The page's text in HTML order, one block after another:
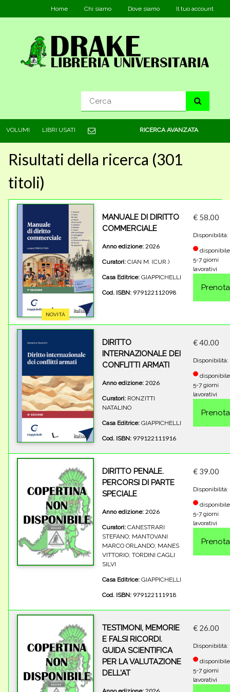
Home Chi siamo Dove siamo Il tuo account
VOLUMI LIBRI USATI RICERCA AVANZATA
Risultati della ricerca (301
titoli)
NOVITÀ
MANUALE DI DIRITTO
COMMERCIALE
Anno edizione: 2026
Curatori: CIAN M. (CUR.)
Casa Editrice: GIAPPICHELLI
Cod. ISBN: 979122112098
€ 58.00
Disponibilità:
5-7 giorni
lavorativi
DIRITTO
INTERNAZIONALE DEI
CONFLITTI ARMATI
Anno edizione: 2026
Curatori: RONZITTI
NATALINO
Casa Editrice: GIAPPICHELLI
Cod. ISBN: 979122111916
€ 40.00
Disponibilità:
5-7 giorni
lavorativi
DIRITTO PENALE.
PERCORSI DI PARTE
SPECIALE
Anno edizione: 2026
Curatori: CANESTRARI
STEFANO; MANTOVANI
MARCO ORLANDO; MANES
VITTORIO; TORDINI CAGLI
SILVI
Casa Editrice: GIAPPICHELLI
Cod. ISBN: 979122111918
€ 39.00
Disponibilità:
5-7 giorni
lavorativi
TESTIMONI, MEMORIE
E FALSI RICORDI.
GUIDA SCIENTIFICA
PER LA VALUTAZIONE
DELL'AT
€ 26.00
Disponibilità:
5-7 giorni
lavorativi